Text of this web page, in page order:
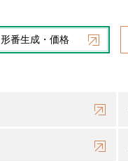
形番生成・価格